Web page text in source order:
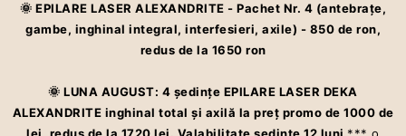
🌞 EPILARE LASER ALEXANDRITE - Pachet Nr. 4 (antebraţe,
gambe, inghinal integral, interfesieri, axile) - 850 de ron,
redus de la 1650 ron
🌞 LUNA AUGUST: 4 şedinţe EPILARE LASER DEKA
ALEXANDRITE inghinal total şi axilă la preţ promo de 1000 de
SERVICII
PREȚURI
💥PROMOȚIILE LUNII
GALERIE